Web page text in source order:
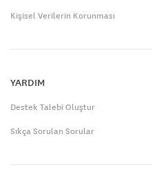
Kişisel Verilerin Korunması
YARDIM
Destek Talebi Oluştur
Sıkça Sorulan Sorular